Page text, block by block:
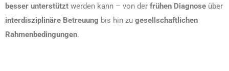
besser unterstützt werden kann – von der frühen Diagnose über
interdisziplinäre Betreuung bis hin zu gesellschaftlichen
Rahmenbedingungen.